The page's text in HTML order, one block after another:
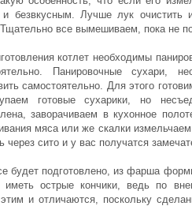
безвкусным. Лучше лук очистить
все вымешиваем, пока не
котлет необходимы
Панировочные сухари,
самостоятельно. Для этого
готовые сухарики, но
заворачиваем в кухонное
мяса или же скалки
через сито и у вас получатся
будет подготовлено, из фарша
иметь острые кончики, ведь по
и отличаются, поскольку